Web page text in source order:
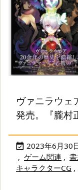
ヴァニラウェ
発売。『朧村
 2023年6月30
, ゲーム関連 ,
キャラクターCG ,